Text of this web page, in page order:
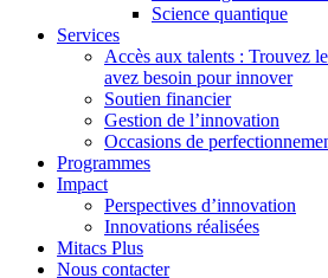
Science quantique
Services
Accès aux talents : Trouvez
avez besoin pour innover
Soutien financier
Gestion de l’innovation
Occasions de
Programmes
Impact
Perspectives d’innovation
Innovations réalisées
Mitacs Plus
Nous contacter